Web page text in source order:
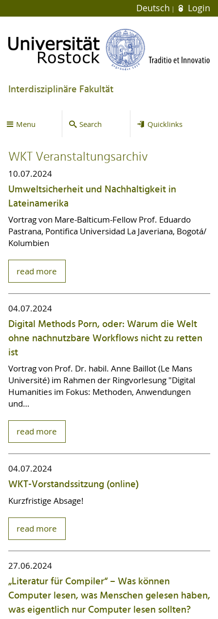
Deutsch Login
Interdisziplinäre Fakultät
Menu Search Quicklinks
WKT Veranstaltungsarchiv
10.07.2024
Umweltsicherheit und Nachhaltigkeit in
Lateinamerika
Vortrag von Mare-Balticum-Fellow Prof. Eduardo
Pastrana, Pontifica Universidad La Javeriana, Bogotá/
Kolumbien
read more
04.07.2024
Digital Methods Porn, oder: Warum die Welt
ohne nachnutzbare Workflows nicht zu retten
ist
Vortrag von Prof. Dr. habil. Anne Baillot (Le Mans
Université) im Rahmen der Ringvorlesung "Digital
Humanities im Fokus: Methoden, Anwendungen
und…
read more
04.07.2024
WKT-Vorstandssitzung (online)
Kurzfristige Absage!
read more
27.06.2024
„Literatur für Compiler“ – Was können
Computer lesen, was Menschen gelesen haben,
was eigentlich nur Computer lesen sollten?